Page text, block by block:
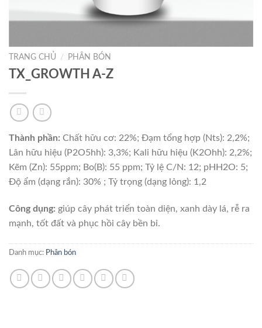
TRANG CHỦ / PHÂN BÓN
TX_GROWTH A-Z
Thành phần: Chất hữu cơ: 22%; Đạm tổng hợp (Nts): 2,2%;
Lân hữu hiệu (P2O5hh): 3,3%; Kali hữu hiệu (K2Ohh): 2,2%;
Kẽm (Zn): 55ppm; Bo(B): 55 ppm; Tỷ lệ C/N: 12; pHH2O: 5;
Độ ẩm (dạng rắn): 30% ; Tỷ trọng (dạng lỏng): 1,2
Công dụng: giúp cây phát triển toàn diện, xanh dày lá, rễ ra
mạnh, tốt đất và phục hồi cây bền bỉ.
Danh mục: Phân bón